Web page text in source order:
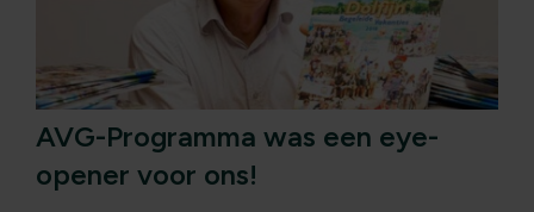
AVG-Programma was een eye-
opener voor ons!